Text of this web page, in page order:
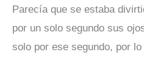
Parecía que se estaba
por un solo segundo sus
solo por ese segundo, por